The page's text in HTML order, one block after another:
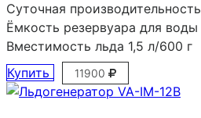
Суточная производительность
Ёмкость резервуара для воды
Вместимость льда 1,5 л/600 г
Купить
11900